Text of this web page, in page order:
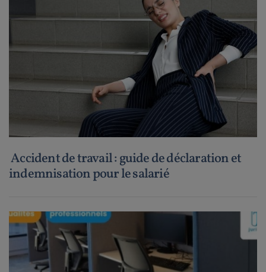
Accident de travail : guide de déclaration et
indemnisation pour le salarié